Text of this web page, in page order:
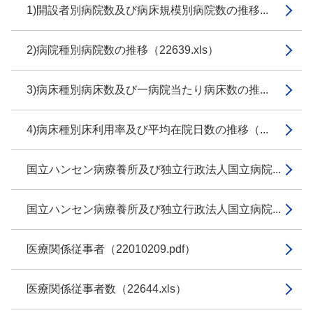
1)開設者別病院数及び病床規模別病院数の推移...
2)病院種別病院数の推移（22639.xls）
3)病床種別病床数及び一病院当たり病床数の推...
4)病床種別床利用率及び平均在院日数の推移（...
国立ハンセン病療養所及び独立行政法人国立病院...
国立ハンセン病療養所及び独立行政法人国立病院...
医療関係従事者（22010209.pdf）
医療関係従事者数（22644.xls）